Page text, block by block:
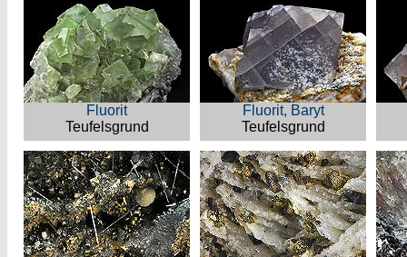
Fluorit
Teufelsgrund
Fluorit, Baryt
Teufelsgrund